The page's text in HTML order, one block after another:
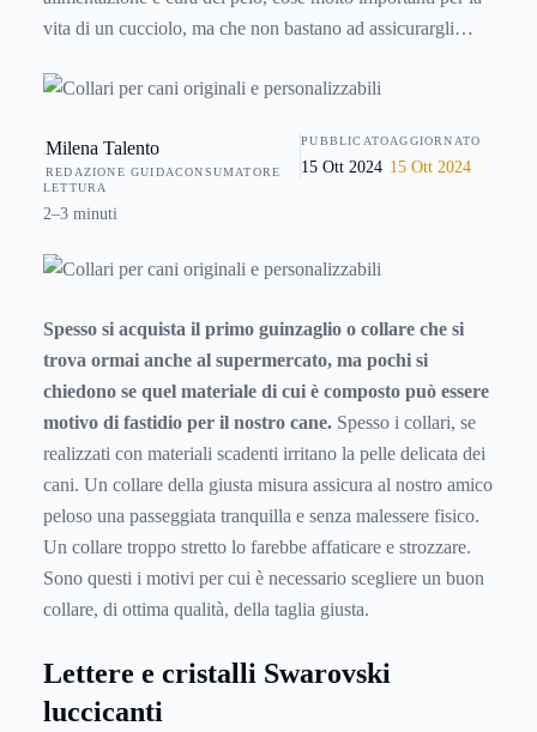
vita di un cucciolo, ma che non bastano ad assicurargli
cosa più desiderata dai nostri piccoli amici, ma anche
collare di qualità che non irriti la sua pelle ed un guinzaglio
adeguato è molto importante.
Milena Talento
REDAZIONE GUIDACONSUMATORE
PUBBLICATO
15 Ott 2024
AGGIORNATO
15 Ott 2024
LETTURA
2–3 minuti
Spesso si acquista il primo guinzaglio o collare che si
trova ormai anche al supermercato, ma pochi si
chiedono se quel materiale di cui è composto può essere
motivo di fastidio per il nostro cane. Spesso i collari, se
realizzati con materiali scadenti irritano la pelle delicata dei
cani. Un collare della giusta misura assicura al nostro amico
peloso una passeggiata tranquilla e senza malessere fisico.
Un collare troppo stretto lo farebbe affaticare e strozzare.
Sono questi i motivi per cui è necessario scegliere un buon
collare, di ottima qualità, della taglia giusta.
Lettere e cristalli Swarovski
luccicanti